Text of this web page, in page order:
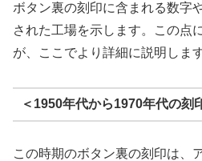
ボタン裏の刻印に含まれる数字
された工場を示します。この点
が、ここでより詳細に説明します
＜1950年代から1970年代の刻
この時期のボタン裏の刻印は、